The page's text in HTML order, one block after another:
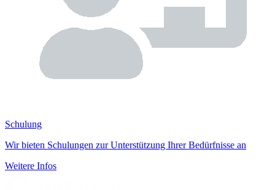
Schulung
Wir bieten Schulungen zur Unterstützung Ihrer Bedürfnisse an
Weitere Infos